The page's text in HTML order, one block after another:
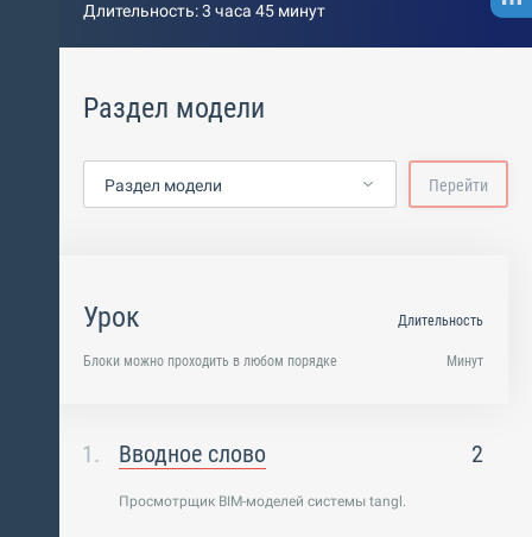
Длительность: 3 часа 45 минут
Раздел модели
Раздел модели Перейти
Урок
Блоки можно проходить в любом порядке
Длительность
Минут
Вводное слово 2
Просмотрщик BIM-моделей системы tangl.